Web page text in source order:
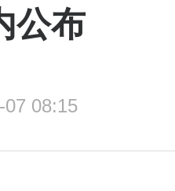
公布
07 08:15